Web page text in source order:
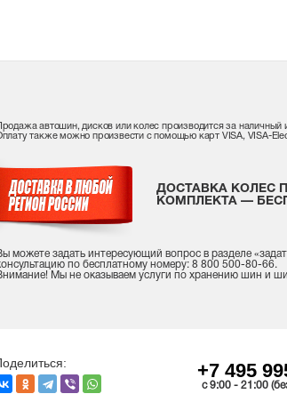
Продажа автошин, дисков или колес производится за наличный
также можно произвести с помощью карт VISA, VISA-
ДОСТАВКА КОЛЕС
КОМПЛЕКТА —
можете задать интересующий вопрос в разделе «
по бесплатному номеру: 8 800 500-80-66.
Мы не оказываем услуги по хранению шин и
+7 495
c 9:00 - 21:00